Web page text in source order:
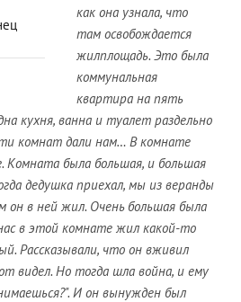
как она узнала, что
там освобождается
жилплощадь. Это была
коммунальная
квартира на пять
кухня, ванна и туалет раздельно
комнат дали нам… В комнате
Комната была большая, и большая
дедушка приехал, мы из веранды
он в ней жил. Очень большая была
в этой комнате жил какой-то
Рассказывали, что он вживил
видел. Но тогда шла война, и ему
И он вынужден был